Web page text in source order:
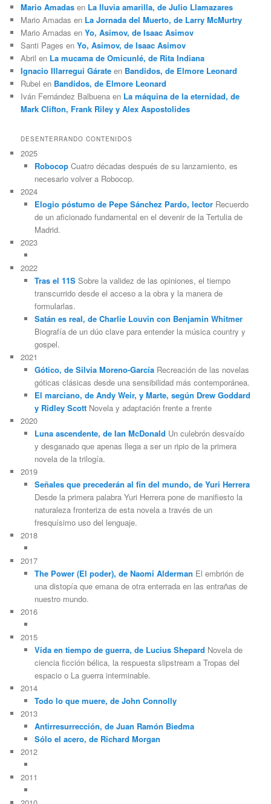
Mario Amadas en La lluvia amarilla, de Julio Llamazares
Mario Amadas en La Jornada del Muerto, de Larry McMurtry
Mario Amadas enYo, Asimov, de Isaac Asimov
Santi Pages enYo, Asimov, de Isaac Asimov
Abril en La mucama de Omicunlé, de Rita Indiana
Ignacio Illarregui Gárate en Bandidos, de Elmore Leonard
Rubel en Bandidos, de Elmore Leonard
Iván Fernández Balbuena en La máquina de la eternidad, de
Mark Clifton, Frank Riley y Alex Aspostolides
DESENTERRANDO CONTENIDOS
2025
RobocopCuatro décadas después de su lanzamiento, es
necesario volver a Robocop.
2024
Elogio póstumo de Pepe Sánchez Pardo, lectorRecuerdo
de un aficionado fundamental en el devenir de la Tertulia de
Madrid.
2023
2022
Tras el 11SSobre la validez de las opiniones, el tiempo
transcurrido desde el acceso a la obra y la manera de
formularlas.
Satán es real, de Charlie Louvin con Benjamin Whitmer
Biografía de un dúo clave para entender la música country y
gospel.
2021
Gótico, de Silvia Moreno-GarcíaRecreación de las novelas
góticas clásicas desde una sensibilidad más contemporánea.
El marciano, de Andy Weir, y Marte, según Drew Goddard
y Ridley ScottNovela y adaptación frente a frente
2020
Luna ascendente, de Ian McDonald Un culebrón desvaído
y desganado que apenas llega a ser un ripio de la primera
novela de la trilogía.
2019
Señales que precederán al fin del mundo, de Yuri Herrera
Desde la primera palabra Yuri Herrera pone de manifiesto la
naturaleza fronteriza de esta novela a través de un
fresquísimo uso del lenguaje.
2018
2017
The Power (El poder), de Naomi Alderman El embrión de
una distopía que emana de otra enterrada en las entrañas de
nuestro mundo.
2016
2015
Vida en tiempo de guerra, de Lucius Shepard Novela de
ciencia ficción bélica, la respuesta slipstream a Tropas del
espacio o La guerra interminable.
2014
Todo lo que muere, de John Connolly
2013
Antirresurrección, de Juan Ramón Biedma
Sólo el acero, de Richard Morgan
2012
2011